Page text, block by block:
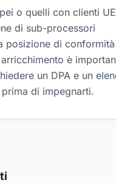
o quelli con clienti
di sub-processori
posizione di
è
un DPA e un
di impegnarti.